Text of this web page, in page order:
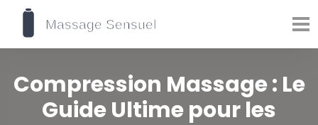
Compression Massage : Le
Guide Ultime pour les